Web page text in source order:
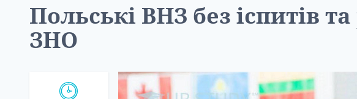
Польські ВНЗ без іспитів та
ЗНО